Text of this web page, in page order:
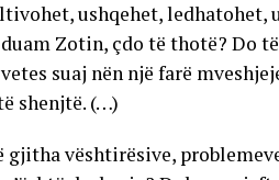
ushqehet, ledhatohet,
Zotin, çdo të thotë? Do
suaj nën një farë
shenjtë. (…)
vështirësive,